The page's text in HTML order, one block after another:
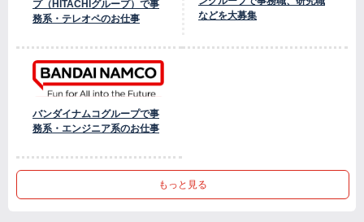
プ（HITACHIグループ）で事
務系・テレオペのお仕事
などを大募集
バンダイナムコグループで事
務系・エンジニア系のお仕事
もっと見る